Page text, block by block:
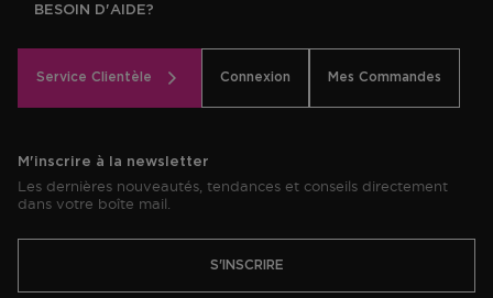
BESOIN D'AIDE?
Service Clientèle Connexion Mes Commandes
M'inscrire à la newsletter
Les dernières nouveautés, tendances et conseils directement
dans votre boîte mail.
S'INSCRIRE